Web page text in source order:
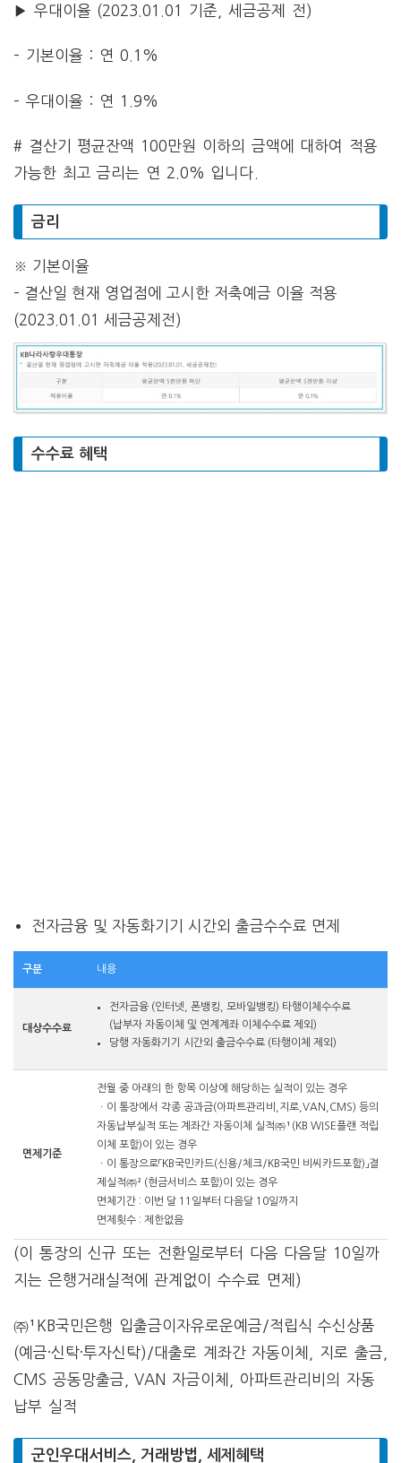
▶ 우대이율 (2023.01.01 기준, 세금공제 전)
– 기본이율 : 연 0.1%
– 우대이율 : 연 1.9%
# 결산기 평균잔액 100만원 이하의 금액에 대하여 적용
가능한 최고 금리는 연 2.0% 입니다.
금리
※ 기본이율
– 결산일 현재 영업점에 고시한 저축예금 이율 적용
(2023.01.01 세금공제전)
수수료 혜택
전자금융 및 자동화기기 시간외 출금수수료 면제
구분 내용
대상수수료
전자금융 (인터넷, 폰뱅킹, 모바일뱅킹) 타행이체수수료
(납부자 자동이체 및 연계계좌 이체수수료 제외)
당행 자동화기기 시간외 출금수수료 (타행이체 제외)
면제기준
전월 중 아래의 한 항목 이상에 해당하는 실적이 있는 경우
ㆍ이 통장에서 각종 공과금(아파트관리비,지로,VAN,CMS) 등의
자동납부실적 또는 계좌간 자동이체 실적㈜¹(KB WISE플랜 적립
이체 포함)이 있는 경우
ㆍ이 통장으로「KB국민카드(신용/체크/KB국민 비씨카드포함)」결
제실적㈜² (현금서비스 포함)이 있는 경우
면체기간 : 이번 달 11일부터 다음달 10일까지
면제횟수 : 제한없음
(이 통장의 신규 또는 전환일로부터 다음 다음달 10일까
지는 은행거래실적에 관계없이 수수료 면제)
㈜¹KB국민은행 입출금이자유로운예금/적립식 수신상품
(예금·신탁·투자신탁)/대출로 계좌간 자동이체, 지로 출금,
CMS 공동망출금, VAN 자금이체, 아파트관리비의 자동
납부 실적
군인우대서비스, 거래방법, 세제혜택